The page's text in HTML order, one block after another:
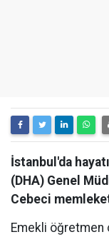
İstanbul'da
(DHA) Genel
Cebeci
Emekli öğretmen